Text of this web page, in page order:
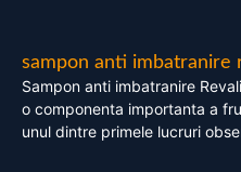
sampon anti imbatranire
Sampon anti imbatranire
o componenta importanta a
unul dintre primele lucruri